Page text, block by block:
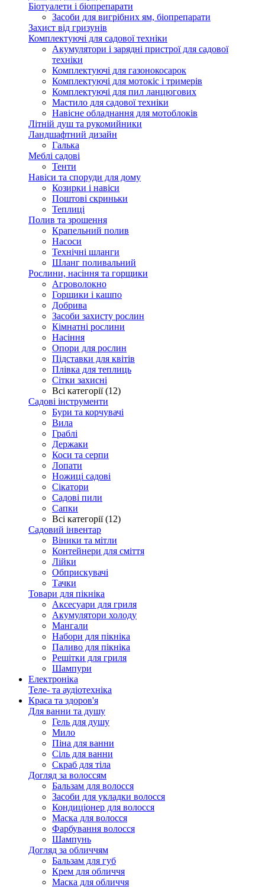
Біотуалети і біопрепарати
Засоби для вигрібних ям, біопрепарати
Захист від гризунів
Комплектуючі для садової техніки
Акумулятори і зарядні пристрої для садової
техніки
Комплектуючі для газонокосарок
Комплектуючі для мотокіс і тримерів
Комплектуючі для пил ланцюгових
Мастило для садової техніки
Навісне обладнання для мотоблоків
Літній душ та рукомийники
Ландшафтний дизайн
Галька
Меблі садові
Тенти
Навіси та споруди для дому
Козирки і навіси
Поштові скриньки
Теплиці
Полив та зрошення
Крапельний полив
Насоси
Технічні шланги
Шланг поливальний
Рослини, насіння та горщики
Агроволокно
Горщики і кашпо
Добрива
Засоби захисту рослин
Кімнатні рослини
Насіння
Опори для рослин
Підставки для квітів
Плівка для теплиць
Сітки захисні
Всі категорії (12)
Садові інструменти
Бури та корчувачі
Вила
Граблі
Держаки
Коси та серпи
Лопати
Ножиці садові
Сікатори
Садові пили
Сапки
Всі категорії (12)
Садовий інвентар
Віники та мітли
Контейнери для сміття
Лійки
Обприскувачі
Тачки
Товари для пікніка
Аксесуари для гриля
Акумулятори холоду
Мангали
Набори для пікніка
Паливо для пікніка
Решітки для гриля
Шампури
Електроніка
Теле- та аудіотехніка
Краса та здоров'я
Для ванни та душу
Гель для душу
Мило
Піна для ванни
Сіль для ванни
Скраб для тіла
Догляд за волоссям
Бальзам для волосся
Засоби для укладки волосся
Кондиціонер для волосся
Маска для волосся
Фарбування волосся
Шампунь
Догляд за обличчям
Бальзам для губ
Крем для обличчя
Маска для обличчя